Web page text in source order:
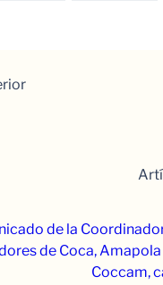
de la
de Coca, Amapola
Coccam,